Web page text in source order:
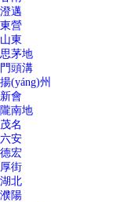
澄邁
東營
山東
思茅地
門頭溝
揚(yáng)州
新會
隴南地
茂名
六安
德宏
厚街
湖北
濮陽